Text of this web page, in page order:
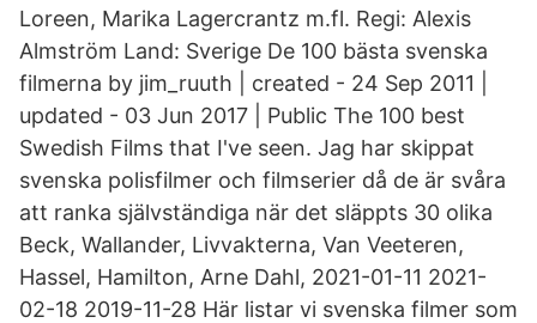
Loreen, Marika Lagercrantz m.fl. Regi: Alexis
Almström Land: Sverige De 100 bästa svenska
filmerna by jim_ruuth | created - 24 Sep 2011 |
updated - 03 Jun 2017 | Public The 100 best
Swedish Films that I've seen. Jag har skippat
svenska polisfilmer och filmserier då de är svåra
att ranka självständiga när det släppts 30 olika
Beck, Wallander, Livvakterna, Van Veeteren,
Hassel, Hamilton, Arne Dahl, 2021-01-11 2021-
02-18 2019-11-28 Här listar vi svenska filmer som